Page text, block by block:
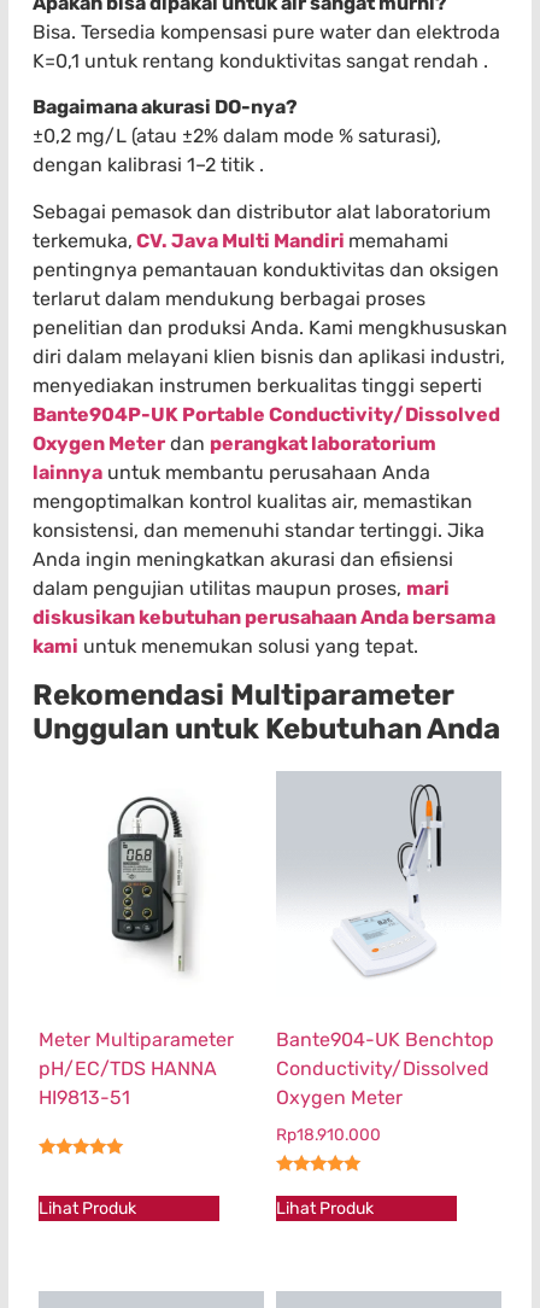
Bisa. Tersedia kompensasi pure water dan elektroda
K=0,1 untuk rentang konduktivitas sangat rendah .
Bagaimana akurasi DO-nya?
±0,2 mg/L (atau ±2% dalam mode % saturasi),
dengan kalibrasi 1–2 titik .
Sebagai pemasok dan distributor alat laboratorium
terkemuka, CV. Java Multi Mandiri memahami
pentingnya pemantauan konduktivitas dan oksigen
terlarut dalam mendukung berbagai proses
penelitian dan produksi Anda. Kami mengkhususkan
diri dalam melayani klien bisnis dan aplikasi industri,
menyediakan instrumen berkualitas tinggi seperti
Bante904P-UK Portable Conductivity/Dissolved
Oxygen Meter dan perangkat laboratorium
lainnya untuk membantu perusahaan Anda
mengoptimalkan kontrol kualitas air, memastikan
konsistensi, dan memenuhi standar tertinggi. Jika
Anda ingin meningkatkan akurasi dan efisiensi
dalam pengujian utilitas maupun proses, mari
diskusikan kebutuhan perusahaan Anda bersama
kami untuk menemukan solusi yang tepat.
Rekomendasi Multiparameter
Unggulan untuk Kebutuhan Anda
Meter Multiparameter
pH/EC/TDS HANNA
HI9813-51
Lihat Produk
Bante904-UK Benchtop
Conductivity/Dissolved
Oxygen Meter
Rp18.910.000
Lihat Produk